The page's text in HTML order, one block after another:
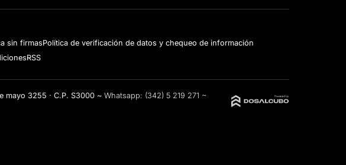
sin firmasPolítica de verificación de datos y chequeo de información
RSS
mayo 3255 · C.P. S3000 ~ Whatsapp: (342) 5 219 271 ~